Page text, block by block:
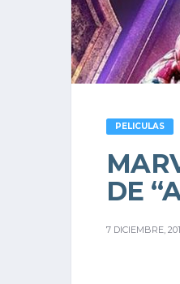
PELICULAS
DE
7 DICIEMBRE,